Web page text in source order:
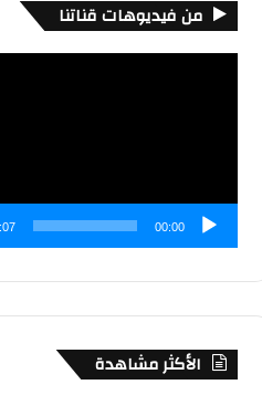
من فيديوهات قناتنا
00:00
الأكثر مشاهدة